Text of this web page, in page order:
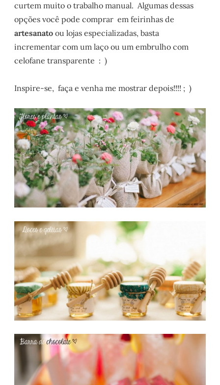
curtem muito o trabalho manual. Algumas dessas
opções você pode comprar em feirinhas de
artesanato ou lojas especializadas, basta
incrementar com um laço ou um embrulho com
celofane transparente : )
Inspire-se, faça e venha me mostrar depois!!!! ; )